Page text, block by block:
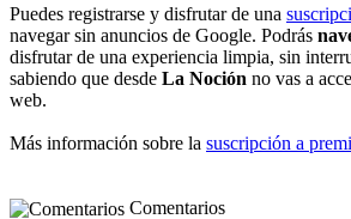
Puedes registrarse y disfrutar de una
navegar sin anuncios de Google. Podrás
disfrutar de una experiencia limpia, sin
sabiendo que desde La Noción no vas a
web.
Más información sobre la suscripción a
Comentarios